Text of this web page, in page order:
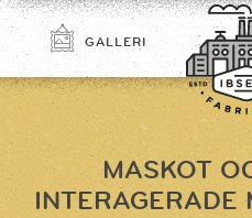
GALLERI
MASKOT
INTERAGERADE